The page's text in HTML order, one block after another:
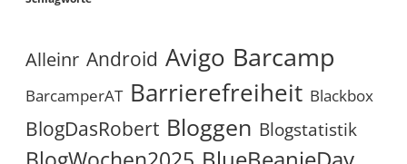
Alleinr Android Avigo Barcamp
BarcamperAT Barrierefreiheit Blackbox
BlogDasRobert Bloggen Blogstatistik